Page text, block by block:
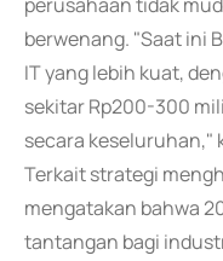
berwenang. "Saat ini
IT yang lebih kuat,
sekitar Rp200-300
secara keseluruhan,"
Terkait strategi
mengatakan bahwa
tantangan bagi